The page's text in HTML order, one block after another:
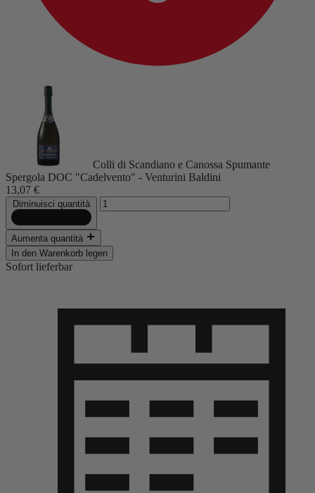
Colli di Scandiano e Canossa Spumante
Spergola DOC "Cadelvento" - Venturini Baldini
13,07 €
Diminuisci quantità
Aumenta quantità
In den Warenkorb legen
Sofort lieferbar